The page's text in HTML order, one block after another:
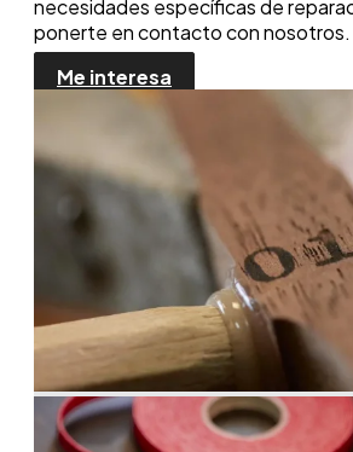
necesidades específicas de
ponerte en contacto con nosotros.
Me interesa